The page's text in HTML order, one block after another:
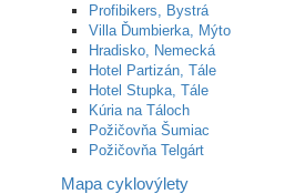
Profibikers, Bystrá
Villa Ďumbierka, Mýto
Hradisko, Nemecká
Hotel Partizán, Tále
Hotel Stupka, Tále
Kúria na Táloch
Požičovňa Šumiac
Požičovňa Telgárt
Mapa cyklovýlety